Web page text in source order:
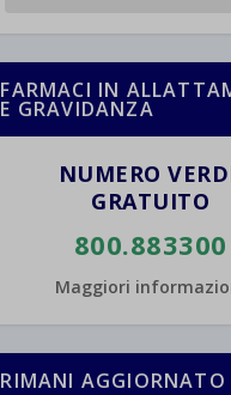
FARMACI IN
E GRAVIDANZA
NUMERO
GRATUITO
800.883300
Maggiori
RIMANI AGGIORNATO